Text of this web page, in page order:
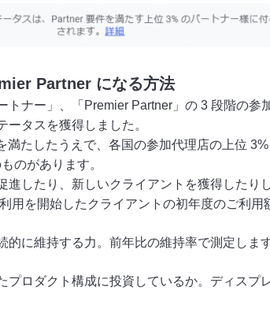
Partner になる方法
ナー」、「Premier Partner」の 3 段階の参
タスを獲得しました。
満たしたうえで、各国の参加代理店の上位
のがあります。
進したり、新しいクライアントを獲得したり
を開始したクライアントの初年度のご利用
的に維持する力。前年比の維持率で測定します
プロダクト構成に投資しているか。ディスプ